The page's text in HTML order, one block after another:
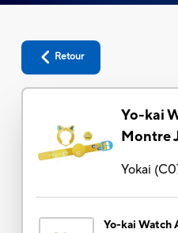
Retour
Yo-kai
Montre
Yokai (
Yo-kai Watch